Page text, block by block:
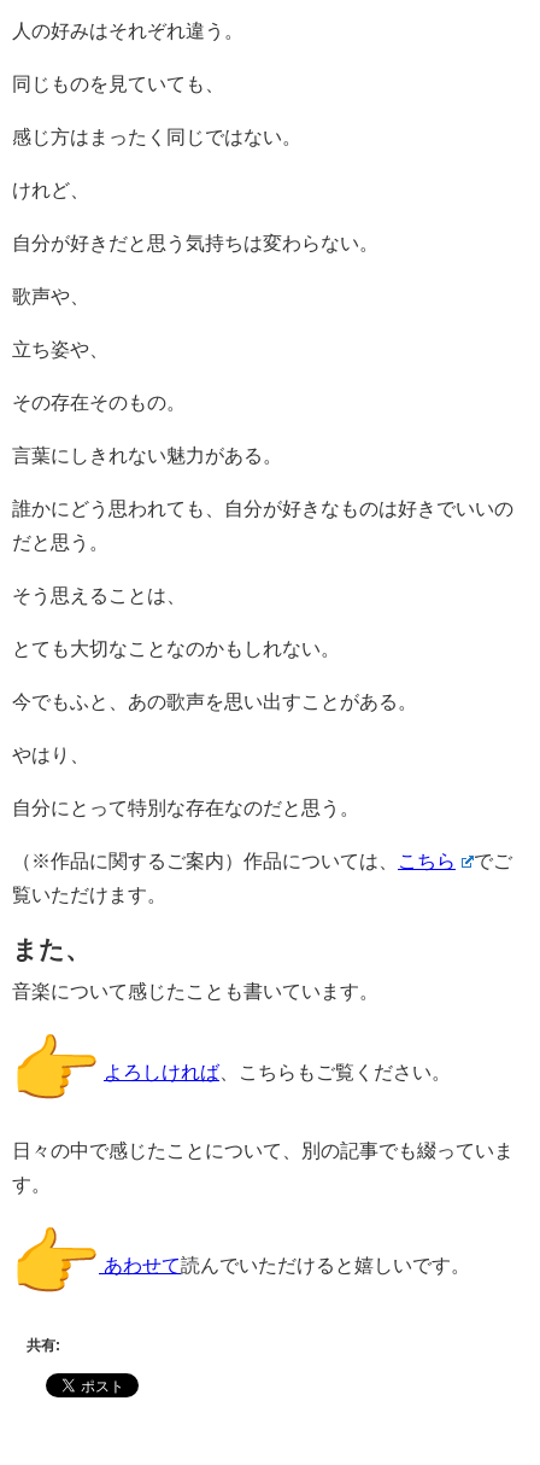
人の好みはそれぞれ違う。
同じものを見ていても、
感じ方はまったく同じではない。
けれど、
自分が好きだと思う気持ちは変わらない。
歌声や、
立ち姿や、
その存在そのもの。
言葉にしきれない魅力がある。
誰かにどう思われても、自分が好きなものは好きでいいの
だと思う。
そう思えることは、
とても大切なことなのかもしれない。
今でもふと、あの歌声を思い出すことがある。
やはり、
自分にとって特別な存在なのだと思う。
（※作品に関するご案内）作品については、 こちら
でご
覧いただけます。
また、
音楽について感じたことも書いています。
よろしければ 、こちらもご覧ください。
日々の中で感じたことについて、別の記事でも綴っていま
す。
あわせて読んでいただけると嬉しいです。
共有: